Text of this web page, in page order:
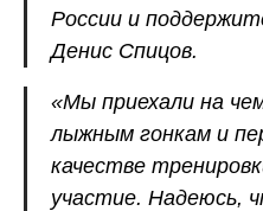
России и
Денис Спицов.
«Мы приехали на
лыжным гонкам и
качестве
участие. Надеюсь,